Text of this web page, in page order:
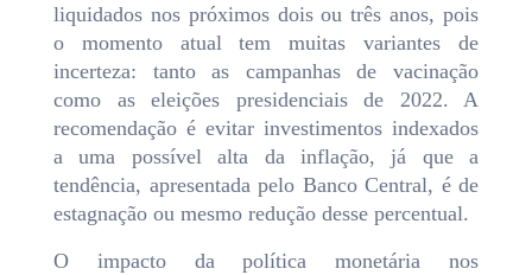
liquidados nos próximos dois ou três anos, pois
o momento atual tem muitas variantes de
incerteza: tanto as campanhas de vacinação
como as eleições presidenciais de 2022. A
recomendação é evitar investimentos indexados
a uma possível alta da inflação, já que a
tendência, apresentada pelo Banco Central, é de
estagnação ou mesmo redução desse percentual.
O impacto da política monetária nos